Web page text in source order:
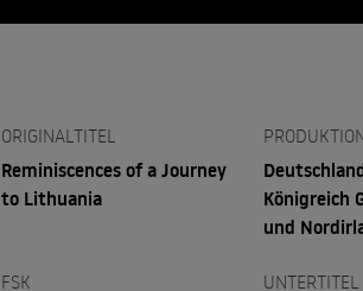
ORIGINALTITEL
Reminiscences of a Journey
to Lithuania
Königreich
und
FSK UNTERTITEL